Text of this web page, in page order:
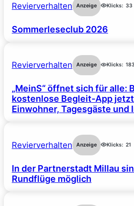
Revierverhalten Anzeige Klicks: 33
Sommerleseclub 2026
Revierverhalten Anzeige Klicks: 183
„MeinS“ öffnet sich für alle:
kostenlose Begleit-App
Einwohner, Tagesgäste
Revierverhalten Anzeige Klicks: 21
In der Partnerstadt Millau
Rundflüge möglich